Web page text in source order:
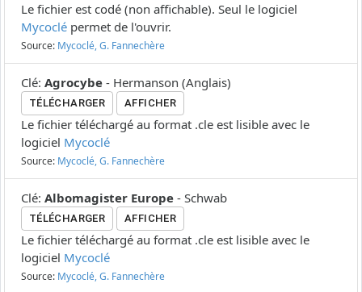
Le fichier est codé (non affichable). Seul le logiciel
Mycoclé permet de l'ouvrir.
Source: Mycoclé, G. Fannechère
Clé: Agrocybe - Hermanson (Anglais)
TÉLÉCHARGER AFFICHER
Le fichier téléchargé au format .cle est lisible avec le
logiciel Mycoclé
Source: Mycoclé, G. Fannechère
Clé: Albomagister Europe - Schwab
TÉLÉCHARGER AFFICHER
Le fichier téléchargé au format .cle est lisible avec le
logiciel Mycoclé
Source: Mycoclé, G. Fannechère